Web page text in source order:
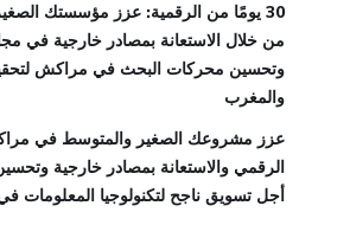
30 يومًا من الرقمية: عزز مؤسستك
من خلال الاستعانة بمصادر خارجية في
وتحسين محركات البحث في مراكش
والمغرب
عزز مشروعك الصغير والمتوسط في
الرقمي والاستعانة بمصادر خارجية
أجل تسويق ناجح لتكنولوجيا المعلومات